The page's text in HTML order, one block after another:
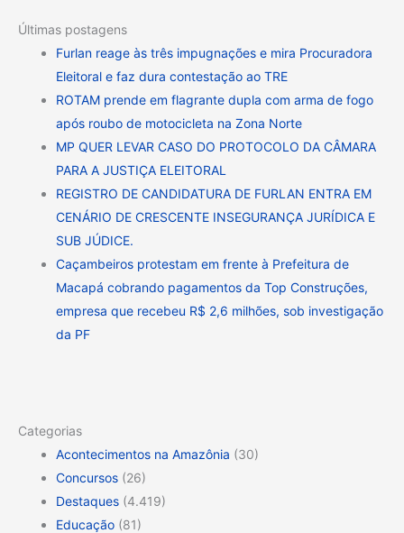
Últimas postagens
Furlan reage às três impugnações e mira Procuradora
Eleitoral e faz dura contestação ao TRE
ROTAM prende em flagrante dupla com arma de fogo
após roubo de motocicleta na Zona Norte
MP QUER LEVAR CASO DO PROTOCOLO DA CÂMARA
PARA A JUSTIÇA ELEITORAL
REGISTRO DE CANDIDATURA DE FURLAN ENTRA EM
CENÁRIO DE CRESCENTE INSEGURANÇA JURÍDICA E
SUB JÚDICE.
Caçambeiros protestam em frente à Prefeitura de
Macapá cobrando pagamentos da Top Construções,
empresa que recebeu R$ 2,6 milhões, sob investigação
da PF
Categorias
Acontecimentos na Amazônia (30)
Concursos (26)
Destaques (4.419)
Educação (81)